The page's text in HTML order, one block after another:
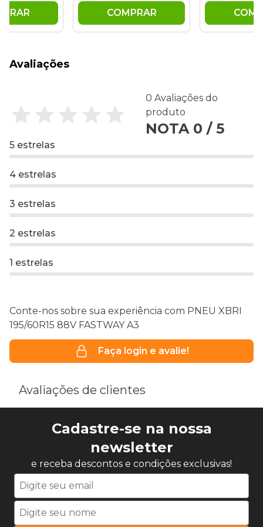
COMPRAR
Avaliações
0 Avaliações do
produto
NOTA 0 / 5
5 estrelas
4 estrelas
3 estrelas
2 estrelas
1 estrelas
Conte-nos sobre sua experiência com PNEU XBRI
195/60R15 88V FASTWAY A3
Faça login e avalie!
Avaliações de clientes
Cadastre-se na nossa
newsletter
e receba descontos e condições exclusivas!